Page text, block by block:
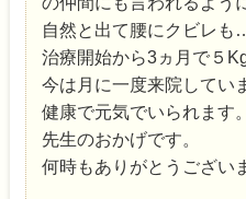
自然と出て腰にクビレも
治療開始から3ヵ月で５
今は月に一度来院してい
健康で元気でいられます。
先生のおかげです。
何時もありがとうござい